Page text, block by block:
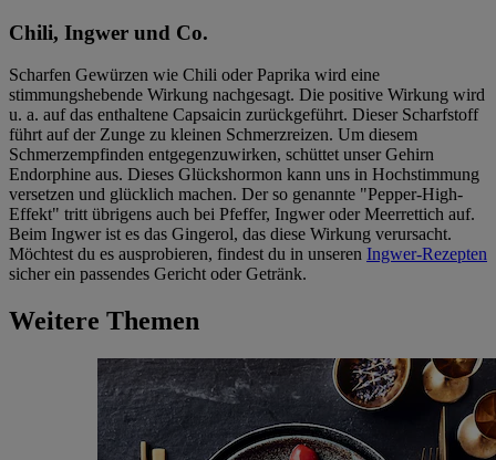
Chili, Ingwer und Co.
Scharfen Gewürzen wie Chili oder Paprika wird eine
stimmungshebende Wirkung nachgesagt. Die positive Wirkung wird
u. a. auf das enthaltene Capsaicin zurückgeführt. Dieser Scharfstoff
führt auf der Zunge zu kleinen Schmerzreizen. Um diesem
Schmerzempfinden entgegenzuwirken, schüttet unser Gehirn
Endorphine aus. Dieses Glückshormon kann uns in Hochstimmung
versetzen und glücklich machen. Der so genannte "Pepper-High-
Effekt" tritt übrigens auch bei Pfeffer, Ingwer oder Meerrettich auf.
Beim Ingwer ist es das Gingerol, das diese Wirkung verursacht.
Möchtest du es ausprobieren, findest du in unseren Ingwer-Rezepten
sicher ein passendes Gericht oder Getränk.
Weitere Themen